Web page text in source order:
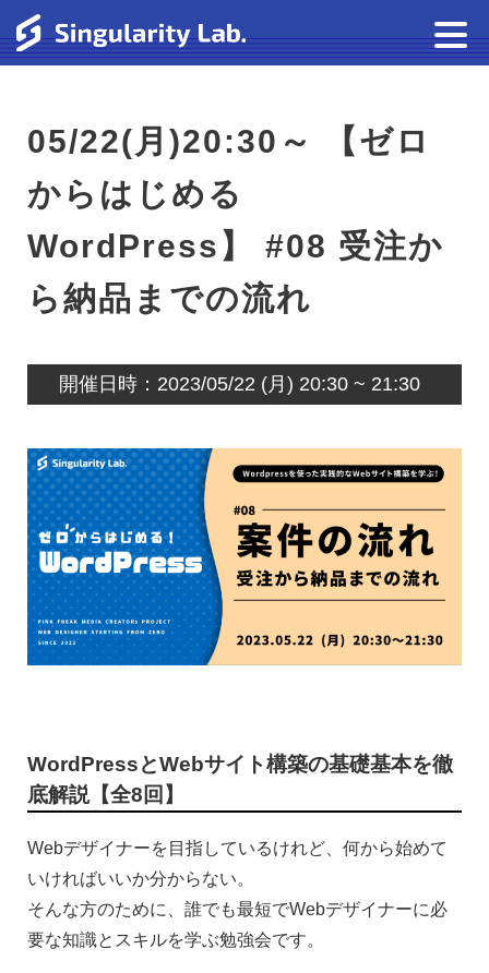
05/22(月)20:30～ 【ゼロ
からはじめる
WordPress】 #08 受注か
ら納品までの流れ
開催日時：2023/05/22 (月) 20:30 ~ 21:30
WordPressとWebサイト構築の基礎基本を徹
底解説【全8回】
Webデザイナーを目指しているけれど、何から始めて
いければいいか分からない。
そんな方のために、誰でも最短でWebデザイナーに必
要な知識とスキルを学ぶ勉強会です。